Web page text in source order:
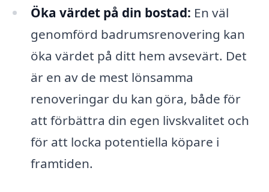
Öka värdet på din bostad: En väl
genomförd badrumsrenovering kan
öka värdet på ditt hem avsevärt. Det
är en av de mest lönsamma
renoveringar du kan göra, både för
att förbättra din egen livskvalitet och
för att locka potentiella köpare i
framtiden.